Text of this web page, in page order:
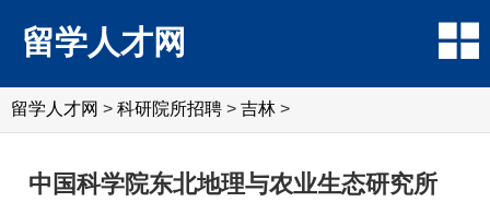
留学人才网
留学人才网 > 科研院所招聘 > 吉林 >
中国科学院东北地理与农业生态研究所